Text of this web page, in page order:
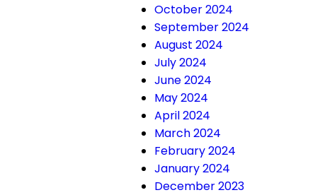
October 2024
September 2024
August 2024
July 2024
June 2024
May 2024
April 2024
March 2024
February 2024
January 2024
December 2023